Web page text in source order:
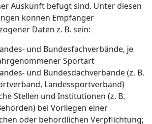
Auskunft befugt sind. Unter diesen
können Empfänger
Daten z. B. sein:
und Bundesfachverbände, je
Sportart
und Bundesdachverbände (z. B.
Landessportverband)
Stellen und Institutionen (z. B.
bei Vorliegen einer
oder behördlichen Verpflichtung;